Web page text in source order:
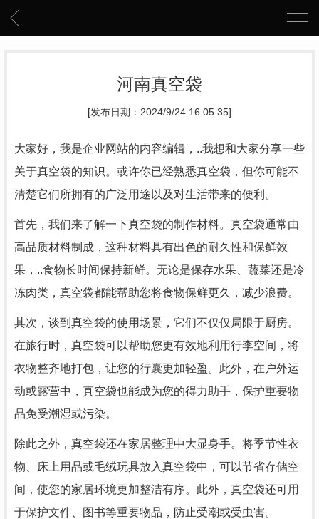
河南真空袋
[发布日期：2024/9/24 16:05:35]
大家好，我是企业网站的内容编辑，..我想和大家分享一些
关于真空袋的知识。或许你已经熟悉真空袋，但你可能不
清楚它们所拥有的广泛用途以及对生活带来的便利。
首先，我们来了解一下真空袋的制作材料。真空袋通常由
高品质材料制成，这种材料具有出色的耐久性和保鲜效
果，..食物长时间保持新鲜。无论是保存水果、蔬菜还是冷
冻肉类，真空袋都能帮助您将食物保鲜更久，减少浪费。
其次，谈到真空袋的使用场景，它们不仅仅局限于厨房。
在旅行时，真空袋可以帮助您更有效地利用行李空间，将
衣物整齐地打包，让您的行囊更加轻盈。此外，在户外运
动或露营中，真空袋也能成为您的得力助手，保护重要物
品免受潮湿或污染。
除此之外，真空袋还在家居整理中大显身手。将季节性衣
物、床上用品或毛绒玩具放入真空袋中，可以节省存储空
间，使您的家居环境更加整洁有序。此外，真空袋还可用
于保护文件、图书等重要物品，防止受潮或受虫害。